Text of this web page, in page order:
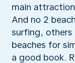
main
And no 2
surfing, others
beaches for
a good book.